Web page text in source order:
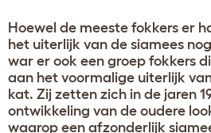
Hoewel de meeste fokkers er
het uiterlijk van de siamees
war er ook een groep fokkers
aan het voormalige uiterlijk
kat. Zij zetten zich in de jaren
ontwikkeling van de oudere
waarop een afzonderlijk